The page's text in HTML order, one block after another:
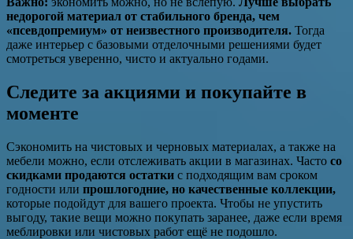
недорогой материал от стабильного бренда, чем
«псевдопремиум» от неизвестного производителя. Тогда
даже интерьер с базовыми отделочными решениями будет
смотреться уверенно, чисто и актуально годами.
Следите за акциями и покупайте в
моменте
Сэкономить на чистовых и черновых материалах, а также на
мебели можно, если отслеживать акции в магазинах. Часто со
скидками продаются остатки с подходящим вам сроком
годности или прошлогодние, но качественные коллекции,
которые подойдут для вашего проекта. Чтобы не упустить
выгоду, такие вещи можно покупать заранее, даже если время
меблировки или чистовых работ ещё не подошло.